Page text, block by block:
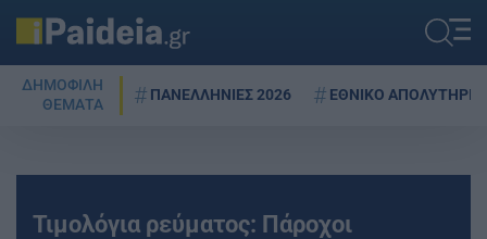
ΔΗΜΟΦΙΛΗ
ΘΕΜΑΤΑ
ΠΑΝΕΛΛΗΝΙΕΣ 2026 ΕΘΝΙΚΟ ΑΠΟΛΥΤΗΡΙΟ
Τιμολόγια ρεύματος: Πάροχοι